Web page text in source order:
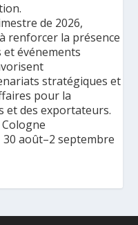
de 2026,
renforcer la présence
et événements
stratégiques et
pour la
et des exportateurs.
30 août–2 septembre